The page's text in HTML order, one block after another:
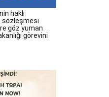
haklı
sözleşmesi
göz yuman
görevini